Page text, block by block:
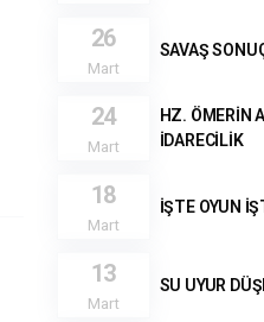
26
Mart
SAVAŞ
24
Mart
HZ. ÖMERİN
İDARECİLİK
18
Mart
İŞTE OYUN
13
Mart
SU UYUR